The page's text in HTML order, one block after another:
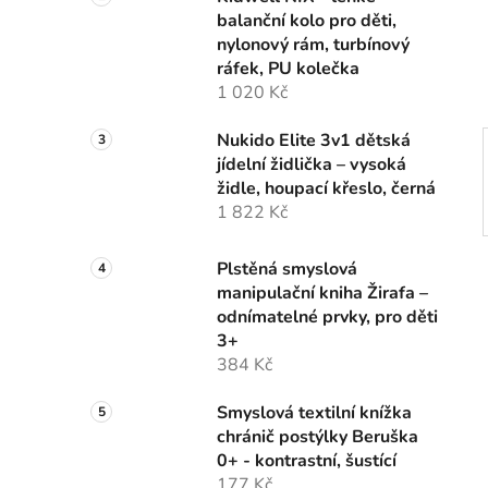
e
balanční kolo pro děti,
nylonový rám, turbínový
ráfek, PU kolečka
1 020 Kč
Nukido Elite 3v1 dětská
jídelní židlička – vysoká
židle, houpací křeslo, černá
1 822 Kč
Plstěná smyslová
manipulační kniha Žirafa –
odnímatelné prvky, pro děti
3+
384 Kč
Smyslová textilní knížka
chránič postýlky Beruška
0+ - kontrastní, šustící